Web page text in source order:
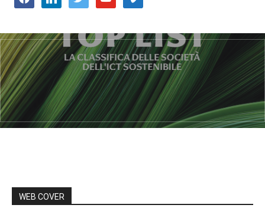
WEB COVER